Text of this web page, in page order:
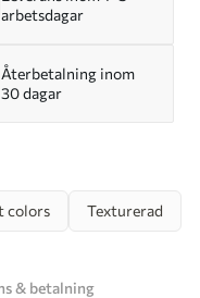
arbetsdagar
Återbetalning inom
30 dagar
colors Texturerad
& betalning